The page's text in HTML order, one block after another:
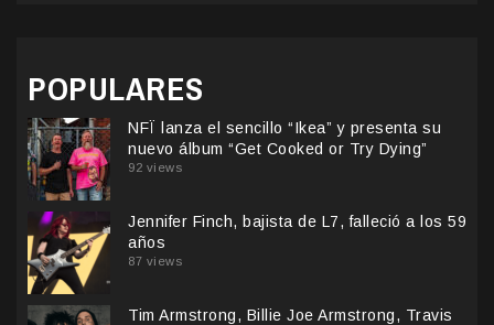
POPULARES
NFÏ lanza el sencillo “Ikea” y presenta su
nuevo álbum “Get Cooked or Try Dying”
92 views
Jennifer Finch, bajista de L7, falleció a los 59
años
87 views
Tim Armstrong, Billie Joe Armstrong, Travis